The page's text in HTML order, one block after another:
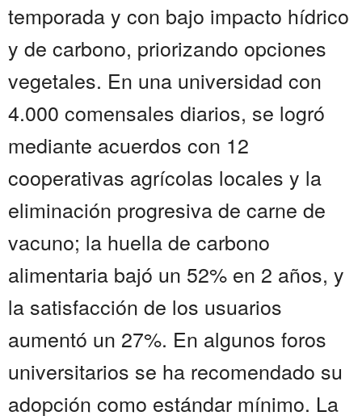
temporada y con bajo impacto hídrico
y de carbono, priorizando opciones
vegetales. En una universidad con
4.000 comensales diarios, se logró
mediante acuerdos con 12
cooperativas agrícolas locales y la
eliminación progresiva de carne de
vacuno; la huella de carbono
alimentaria bajó un 52% en 2 años, y
la satisfacción de los usuarios
aumentó un 27%. En algunos foros
universitarios se ha recomendado su
adopción como estándar mínimo. La